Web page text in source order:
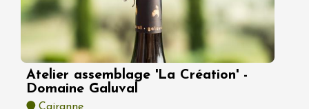
Atelier assemblage 'La Création' -
Domaine Galuval